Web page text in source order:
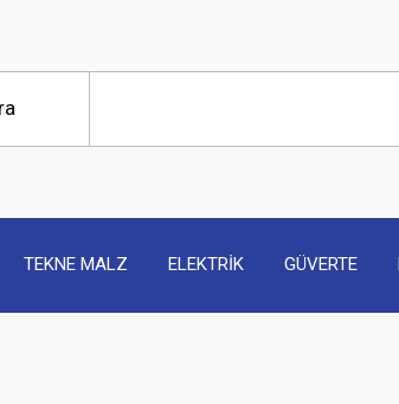
TEKNE MALZ ELEKTRİK GÜVERTE